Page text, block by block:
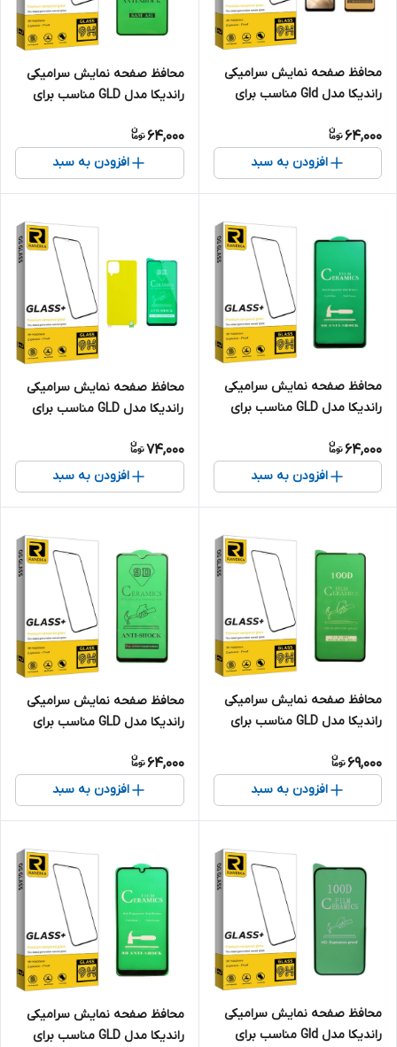
محافظ صفحه نمایش سرامیکی
راندیکا مدل Gld مناسب برای
A32
64,000
افزودن به سبد
محافظ صفحه نمایش سرامیکی
راندیکا مدل GLD مناسب برای
A51
64,000
افزودن به سبد
محافظ صفحه نمایش سرامیکی
راندیکا مدل GLD مناسب برای
A21
64,000
افزودن به سبد
محافظ صفحه نمایش سرامیکی
راندیکا مدل GLD مناسب برای
A12 به همراه محافظ پشت
74,000
افزودن به سبد
محافظ صفحه نمایش سرامیکی
راندیکا مدل GLD مناسب برای
A11
69,000
افزودن به سبد
محافظ صفحه نمایش سرامیکی
راندیکا مدل GLD مناسب برای
A10
64,000
افزودن به سبد
محافظ صفحه نمایش سرامیکی
راندیکا مدل Gld مناسب برای
محافظ صفحه نمایش سرامیکی
راندیکا مدل GLD مناسب برای